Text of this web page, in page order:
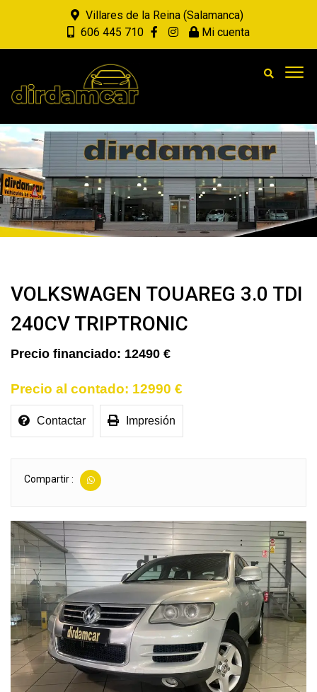
Villares de la Reina (Salamanca)
606 445 710
Mi cuenta
VOLKSWAGEN TOUAREG 3.0 TDI
240CV TRIPTRONIC
12490 €
12990 €
Contactar Impresión
Compartir :